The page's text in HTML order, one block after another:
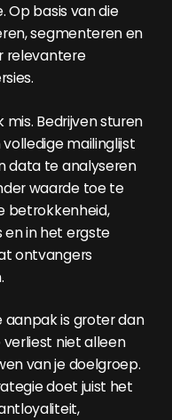
Op basis van die
segmenteren en
relevantere
Bedrijven sturen
mailinglijst
data te analyseren
waarde toe te
betrokkenheid,
in het ergste
ontvangers
is groter dan
niet alleen
van je doelgroep.
doet juist het